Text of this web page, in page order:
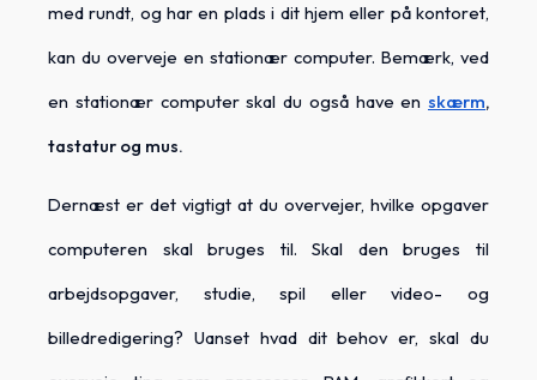
med rundt, og har en plads i dit hjem eller på kontoret,
kan du overveje en stationær computer. Bemærk, ved
en stationær computer skal du også have en skærm,
tastatur og mus.
Dernæst er det vigtigt at du overvejer, hvilke opgaver
computeren skal bruges til. Skal den bruges til
arbejdsopgaver, studie, spil eller video- og
billedredigering? Uanset hvad dit behov er, skal du